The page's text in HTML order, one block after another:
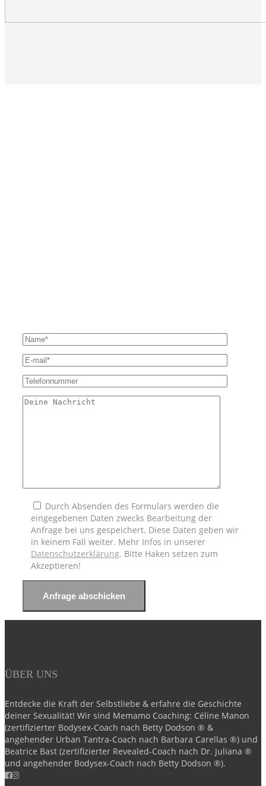
Durch Absenden des Formulars werden die
eingegebenen Daten zwecks Bearbeitung der
Anfrage bei uns gespeichert. Diese Daten geben wir
in keinem Fall weiter. Mehr Infos in unserer
Datenschutzerklärung. Bitte Haken setzen zum
Akzeptieren!
ÜBER UNS
Entdecke die Kraft der Selbstliebe & erfahre die Geschichte
deiner Sexualität! Wir sind Memamo Coaching: Céline Manon
(zertifizierter Bodysex-Coach nach Betty Dodson ® &
angehender Urban Tantra-Coach nach Barbara Carellas ®) und
Beatrice Bast (zertifizierter Revealed-Coach nach Dr. Juliana ®
und angehender Bodysex-Coach nach Betty Dodson ®).